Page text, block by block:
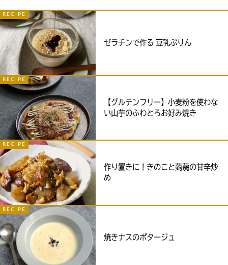
RECIPE
ゼラチンで作る 豆乳ぷりん
RECIPE
【グルテンフリー】小麦粉を使わな
い山芋のふわとろお好み焼き
RECIPE
作り置きに！きのこと蒟蒻の甘辛炒
め
RECIPE
焼きナスのポタージュ